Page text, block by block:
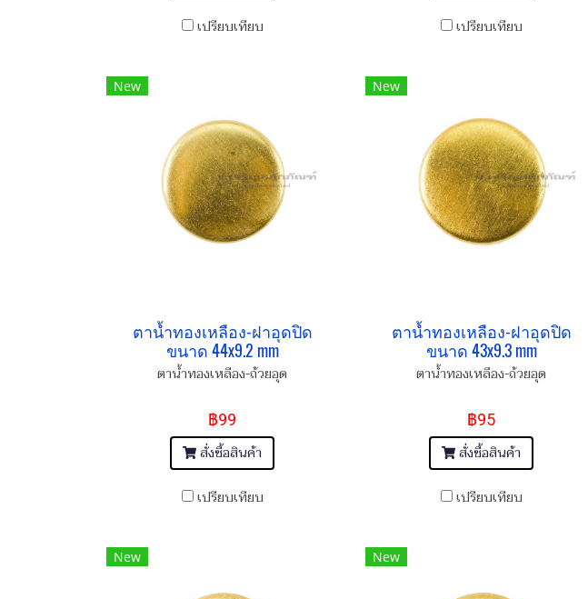
เปรียบเทียบ เปรียบเทียบ
New
ตาน้ำทองเหลือง-ฝาอุดปิด
ขนาด 44x9.2 mm
ตาน้ำทองเหลือง-ถ้วยอุด
฿99
สั่งซื้อสินค้า
เปรียบเทียบ
New
ตาน้ำทองเหลือง-ฝาอุดปิด
ขนาด 43x9.3 mm
ตาน้ำทองเหลือง-ถ้วยอุด
฿95
สั่งซื้อสินค้า
เปรียบเทียบ
New New